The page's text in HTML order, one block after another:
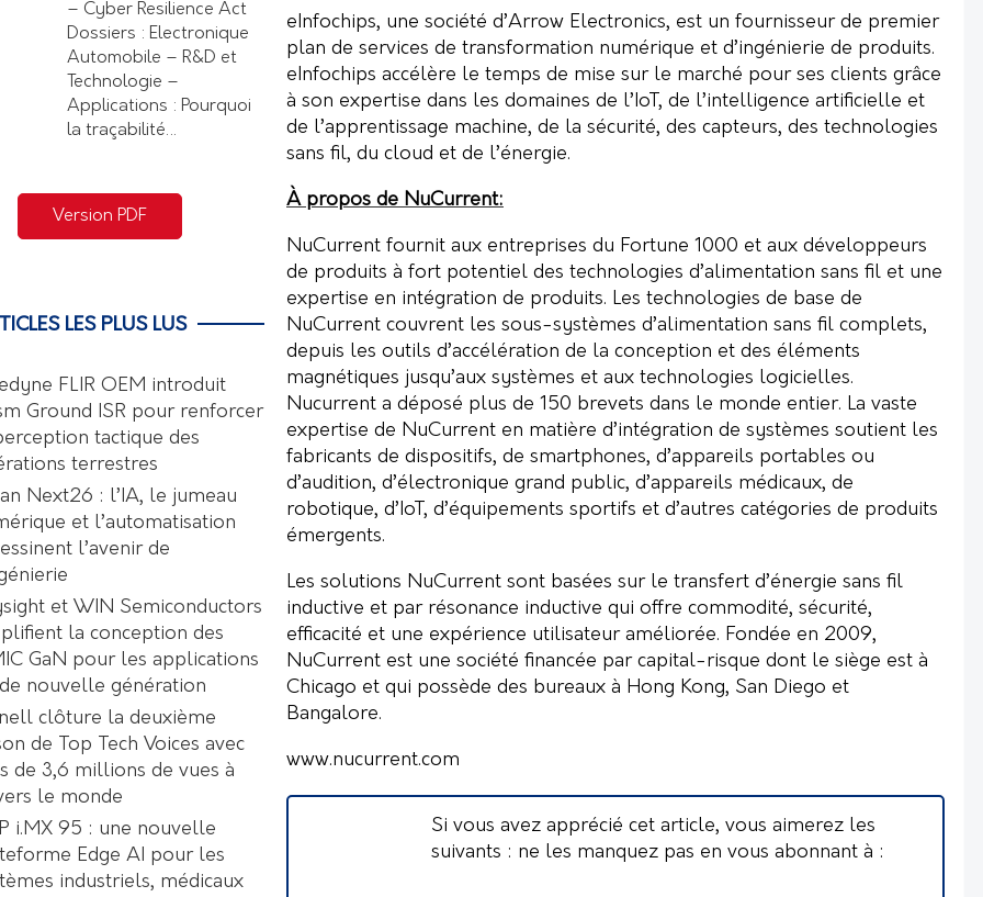
eInfochips, une société d’Arrow Electronics, est un fournisseur de premier
plan de services de transformation numérique et d’ingénierie de produits.
eInfochips accélère le temps de mise sur le marché pour ses clients grâce
à son expertise dans les domaines de l’IoT, de l’intelligence artificielle et
de l’apprentissage machine, de la sécurité, des capteurs, des technologies
sans fil, du cloud et de l’énergie.
À propos de NuCurrent:
NuCurrent fournit aux entreprises du Fortune 1000 et aux développeurs
de produits à fort potentiel des technologies d’alimentation sans fil et une
expertise en intégration de produits. Les technologies de base de
NuCurrent couvrent les sous-systèmes d’alimentation sans fil complets,
depuis les outils d’accélération de la conception et des éléments
magnétiques jusqu’aux systèmes et aux technologies logicielles.
Nucurrent a déposé plus de 150 brevets dans le monde entier. La vaste
expertise de NuCurrent en matière d’intégration de systèmes soutient les
fabricants de dispositifs, de smartphones, d’appareils portables ou
d’audition, d’électronique grand public, d’appareils médicaux, de
robotique, d’IoT, d’équipements sportifs et d’autres catégories de produits
émergents.
Les solutions NuCurrent sont basées sur le transfert d’énergie sans fil
inductive et par résonance inductive qui offre commodité, sécurité,
efficacité et une expérience utilisateur améliorée. Fondée en 2009,
NuCurrent est une société financée par capital-risque dont le siège est à
Chicago et qui possède des bureaux à Hong Kong, San Diego et
Bangalore.
www.nucurrent.com
Si vous avez apprécié cet article, vous aimerez les
suivants : ne les manquez pas en vous abonnant à :
– Cyber Resilience Act
Dossiers : Electronique
Automobile – R&D et
Technologie –
Applications : Pourquoi
la traçabilité…
Version PDF
LES PLUS LUS
FLIR OEM introduit
Ground ISR pour renforcer
tactique des
terrestres
Next26 : l’IA, le jumeau
et l’automatisation
l’avenir de
et WIN Semiconductors
la conception des
GaN pour les applications
nouvelle génération
clôture la deuxième
de Top Tech Voices avec
de 3,6 millions de vues à
le monde
i.MX 95 : une nouvelle
Edge AI pour les
industriels, médicaux